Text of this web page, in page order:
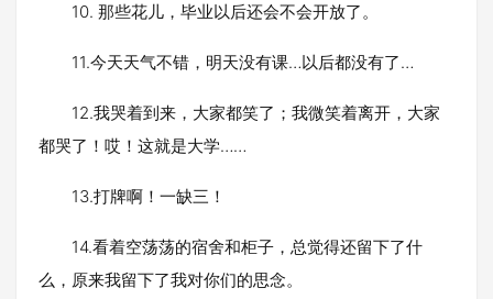
10. 那些花儿，毕业以后还会不会开放了。
11.今天天气不错，明天没有课…以后都没有了…
12.我哭着到来，大家都笑了；我微笑着离开，大家
都哭了！哎！这就是大学……
13.打牌啊！一缺三！
14.看着空荡荡的宿舍和柜子，总觉得还留下了什
么，原来我留下了我对你们的思念。